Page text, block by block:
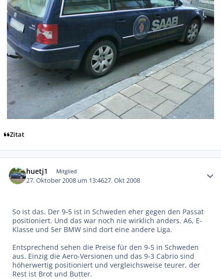
Zitat
huetj1 Mitglied
27. Oktober 2008 um 13:4627. Okt 2008
So ist das. Der 9-5 ist in Schweden eher gegen den Passat
positioniert. Und das war noch nie wirklich anders. A6, E-
Klasse und 5er BMW sind dort eine andere Liga.
Entsprechend sehen die Preise für den 9-5 in Schweden
aus. Einzig die Aero-Versionen und das 9-3 Cabrio sind
höherwertig positioniert und vergleichsweise teurer, der
Rest ist Brot und Butter.